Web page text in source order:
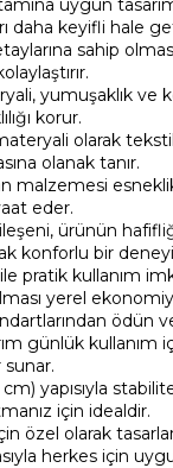
uygun
daha keyifli hale
sahip
yumuşaklık ve
korur.
olarak tekstil
olanak tanır.
malzemesi
eder.
ürünün
konforlu bir
pratik kullanım
yerel
ödün
günlük kullanım
yapısıyla
için idealdir.
özel olarak
herkes için